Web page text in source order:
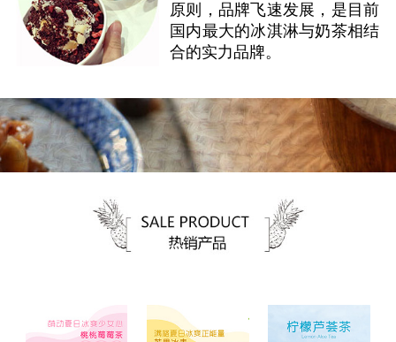
原则，品牌飞速发展，是目前
国内最大的冰淇淋与奶茶相结
合的实力品牌。